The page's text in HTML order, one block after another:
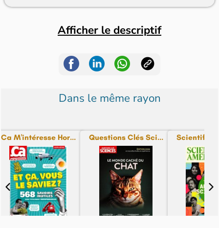
Afficher le descriptif
Dans le même rayon
Ca M'intéresse Hor... Questions Clés Sci... Scientific